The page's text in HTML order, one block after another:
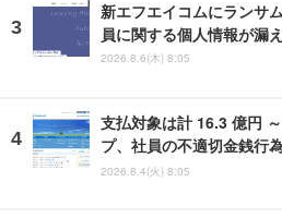
新エフエイコムにランサ
員に関する個人情報が漏
2026.8.6(木) 8:05
支払対象は計 16.3 億円
プ、社員の不適切金銭行
2026.8.4(火) 8:05